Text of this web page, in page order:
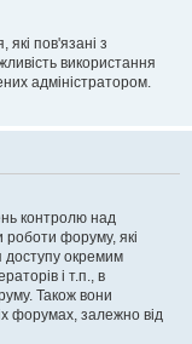
пов'язані з
використання
адміністратором.
контролю над
форуму, які
доступу окремим
і т.п., в
Також вони
форумах, залежно від